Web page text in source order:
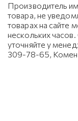
Производитель
товара, не
товарах на сайте
нескольких
уточняйте у
309-78-65,